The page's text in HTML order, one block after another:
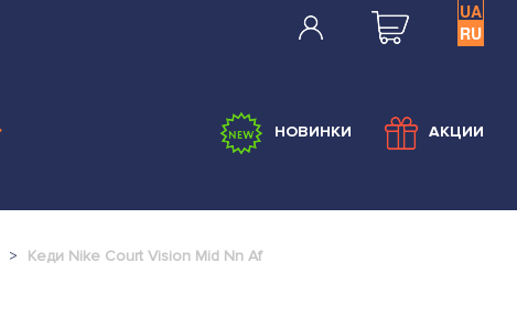
UA
RU
НОВИНКИ АКЦИИ
Кеди Nike Court Vision Mid Nn Af